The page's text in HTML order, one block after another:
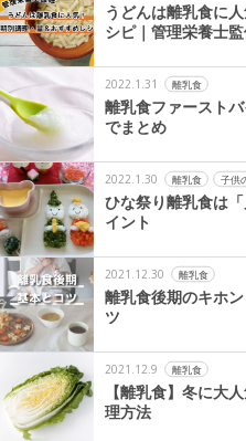
うどんは離乳食に
シピ｜管理栄養士
2022.1.31 離乳食
離乳食ファースト
でまとめ
2022.1.30 離乳食 子供
ひな祭り離乳食は
イント
2021.12.30 離乳食
離乳食後期のキホ
ツ
2021.12.9 離乳食
【離乳食】冬に大
理方法